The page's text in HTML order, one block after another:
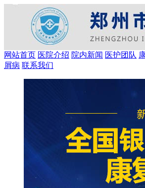
网站首页 医院介绍 院内新闻 医护团队
屑病 联系我们